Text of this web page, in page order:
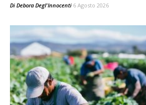
Di Debora Degl'Innocenti 6 Agosto 2026